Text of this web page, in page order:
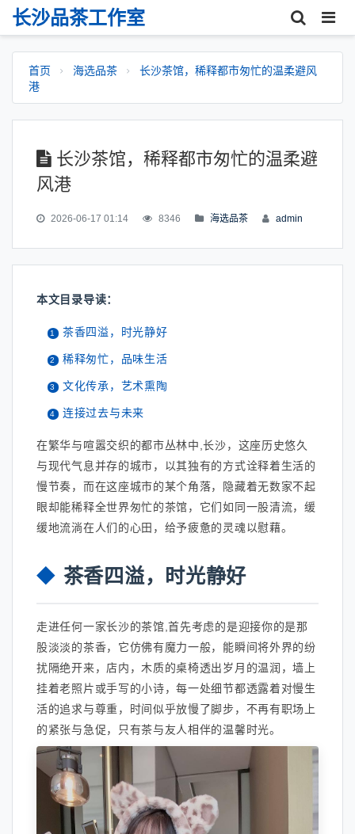
长沙品茶工作室
首页 海选品茶
长沙茶馆，稀释都市匆忙的温柔避风
港
长沙茶馆，稀释都市匆忙的温柔避
风港
2026-06-17 01:14 8346 海选品茶 admin
本文目录导读：
茶香四溢，时光静好
稀释匆忙，品味生活
文化传承，艺术熏陶
连接过去与未来
在繁华与喧嚣交织的都市丛林中,长沙，这座历史悠久
与现代气息并存的城市，以其独有的方式诠释着生活的
慢节奏，而在这座城市的某个角落，隐藏着无数家不起
眼却能稀释全世界匆忙的茶馆，它们如同一股清流，缓
缓地流淌在人们的心田，给予疲惫的灵魂以慰藉。
茶香四溢，时光静好
走进任何一家长沙的茶馆,首先考虑的是迎接你的是那
股淡淡的茶香，它仿佛有魔力一般，能瞬间将外界的纷
扰隔绝开来，店内，木质的桌椅透出岁月的温润，墙上
挂着老照片或手写的小诗，每一处细节都透露着对慢生
活的追求与尊重，时间似乎放慢了脚步，不再有职场上
的紧张与急促，只有茶与友人相伴的温馨时光。